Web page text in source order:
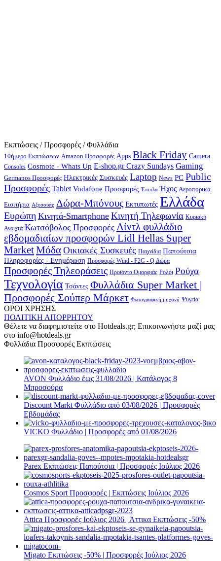
Εκπτώσεις / Προσφορές / Φυλλάδια
10ήμερο Εκπτώσεων Amazon Προσφορές Apps Black Friday Camera
Consoles Cosmote - Whats Up E-shop.gr Crazy Sundays Gaming
Germanos Προσφορές Hλεκτρικές Συσκευές Laptop News PC Public
Προσφορές Tablet Vodafone Προσφορές Έπιπλα Ήχος Αεροπορικά
Εισιτήρια Αξεσουάρ Δώρα-Μπόνους Εκτυπωτές Ελλάδα
Ευρώπη Κινητά-Smartphone Κινητή Τηλεφωνία Κυριακή
Ανοιχτά Κωτσόβολος Προσφορές Λίντλ φυλλάδιο
εβδομαδιαίων προσφορών Lidl Hellas Super
MarketΜόδαΟικιακές Συσκευές Παιχνίδια Παπούτσια
Πληροφορίες - Ενημέρωση Προσφορές Wind - F2G - Q Δώρα
Προσφορές Τηλεοράσεις Προϊόντα Ομορφιάς Ρολόι Ρούχα
Τεχνολογία Τσάντες Φυλλάδια Super Market |
Προσφορές Σούπερ Μάρκετ Φωτογραφική μηχανή Ψυγεία
ΟΡΟΙ ΧΡΗΣΗΣ
ΠΟΛΙΤΙΚΗ ΑΠΟΡΡΗΤΟΥ
Θέλετε να διαφημιστείτε στο Hotdeals.gr; Επικοινωνήστε μαζί μας
στο info@hotdeals.gr
Φυλλάδια Προσφορές Εκπτώσεις
AVON Φυλλάδιο έως 31/08/2026 | Κατάλογος 8
Μπροσούρα
Discount Markt Φυλλάδιο από 03/08/2026 | Προσφορές
Εβδομάδας
VICKO Φυλλάδιο | Προσφορές από 01/08/2026
Parex Εκπτώσεις Παπούτσια | Προσφορές Ιούλιος 2026
Cosmos Sport Προσφορές | Εκπτώσεις Ιούλιος 2026
Attica Προσφορές Ιούλιος 2026 | Άττικα Εκπτώσεις -50%
Migato Εκπτώσεις -50% | Προσφορές Ιούλιος 2026